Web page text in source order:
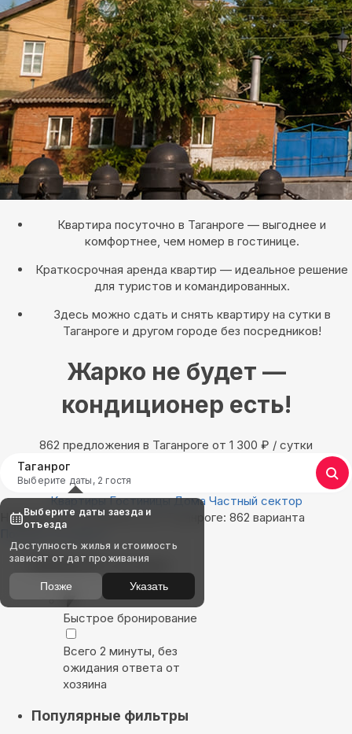
Квартира посуточно в Таганроге — выгоднее и
комфортнее, чем номер в гостинице.
Краткосрочная аренда квартир — идеальное решение
для туристов и командированных.
Здесь можно сдать и снять квартиру на сутки в
Таганроге и другом городе без посредников!
Жарко не будет —
кондиционер есть!
862 предложения в Таганроге oт 1 300 ₽ / сутки
Таганрог
Выберите даты, 2 гостя
Квартиры Гостиницы Дома Частный сектор
Найдём, где остановиться в Таганроге: 862 варианта
Показать на карте
Выбирайте лучшее
Быстрое бронирование
Всего 2 минуты, без
ожидания ответа от
хозяина
Популярные фильтры
Выберите даты заезда и
отъезда
Доступность жилья и стоимость
зависят от дат проживания
Позже Указать